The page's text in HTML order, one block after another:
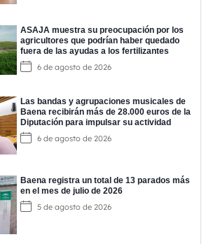
ASAJA muestra su preocupación por los
agricultores que podrían haber quedado
fuera de las ayudas a los fertilizantes
6 de agosto de 2026
Las bandas y agrupaciones musicales de
Baena recibirán más de 28.000 euros de la
Diputación para impulsar su actividad
6 de agosto de 2026
Baena registra un total de 13 parados más
en el mes de julio de 2026
5 de agosto de 2026